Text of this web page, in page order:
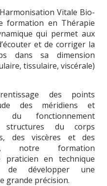
Vitale Bio-
formation en Thérapie
qui permet aux
et de corriger la
dans sa dimension
tissulaire, viscérale)
des points
des méridiens et
du fonctionnement
structures du corps
des viscères et des
notre formation
praticien en technique
de développer une
grande précision.